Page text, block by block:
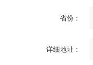
省份：
详细地址：